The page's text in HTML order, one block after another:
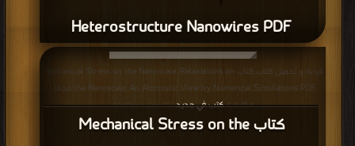
Heterostructure Nanowires PDF
كتاب Mechanical Stress on the
قراءة و تحميل كتاب كتاب Mechanical Stress on the Nanoscale: Relaxations on
the Nanoscale: An Atomistic View by Numerical Simulations PDF مجانا |
مكتبة >كتب في جديد| التحميل : مرة/مرات